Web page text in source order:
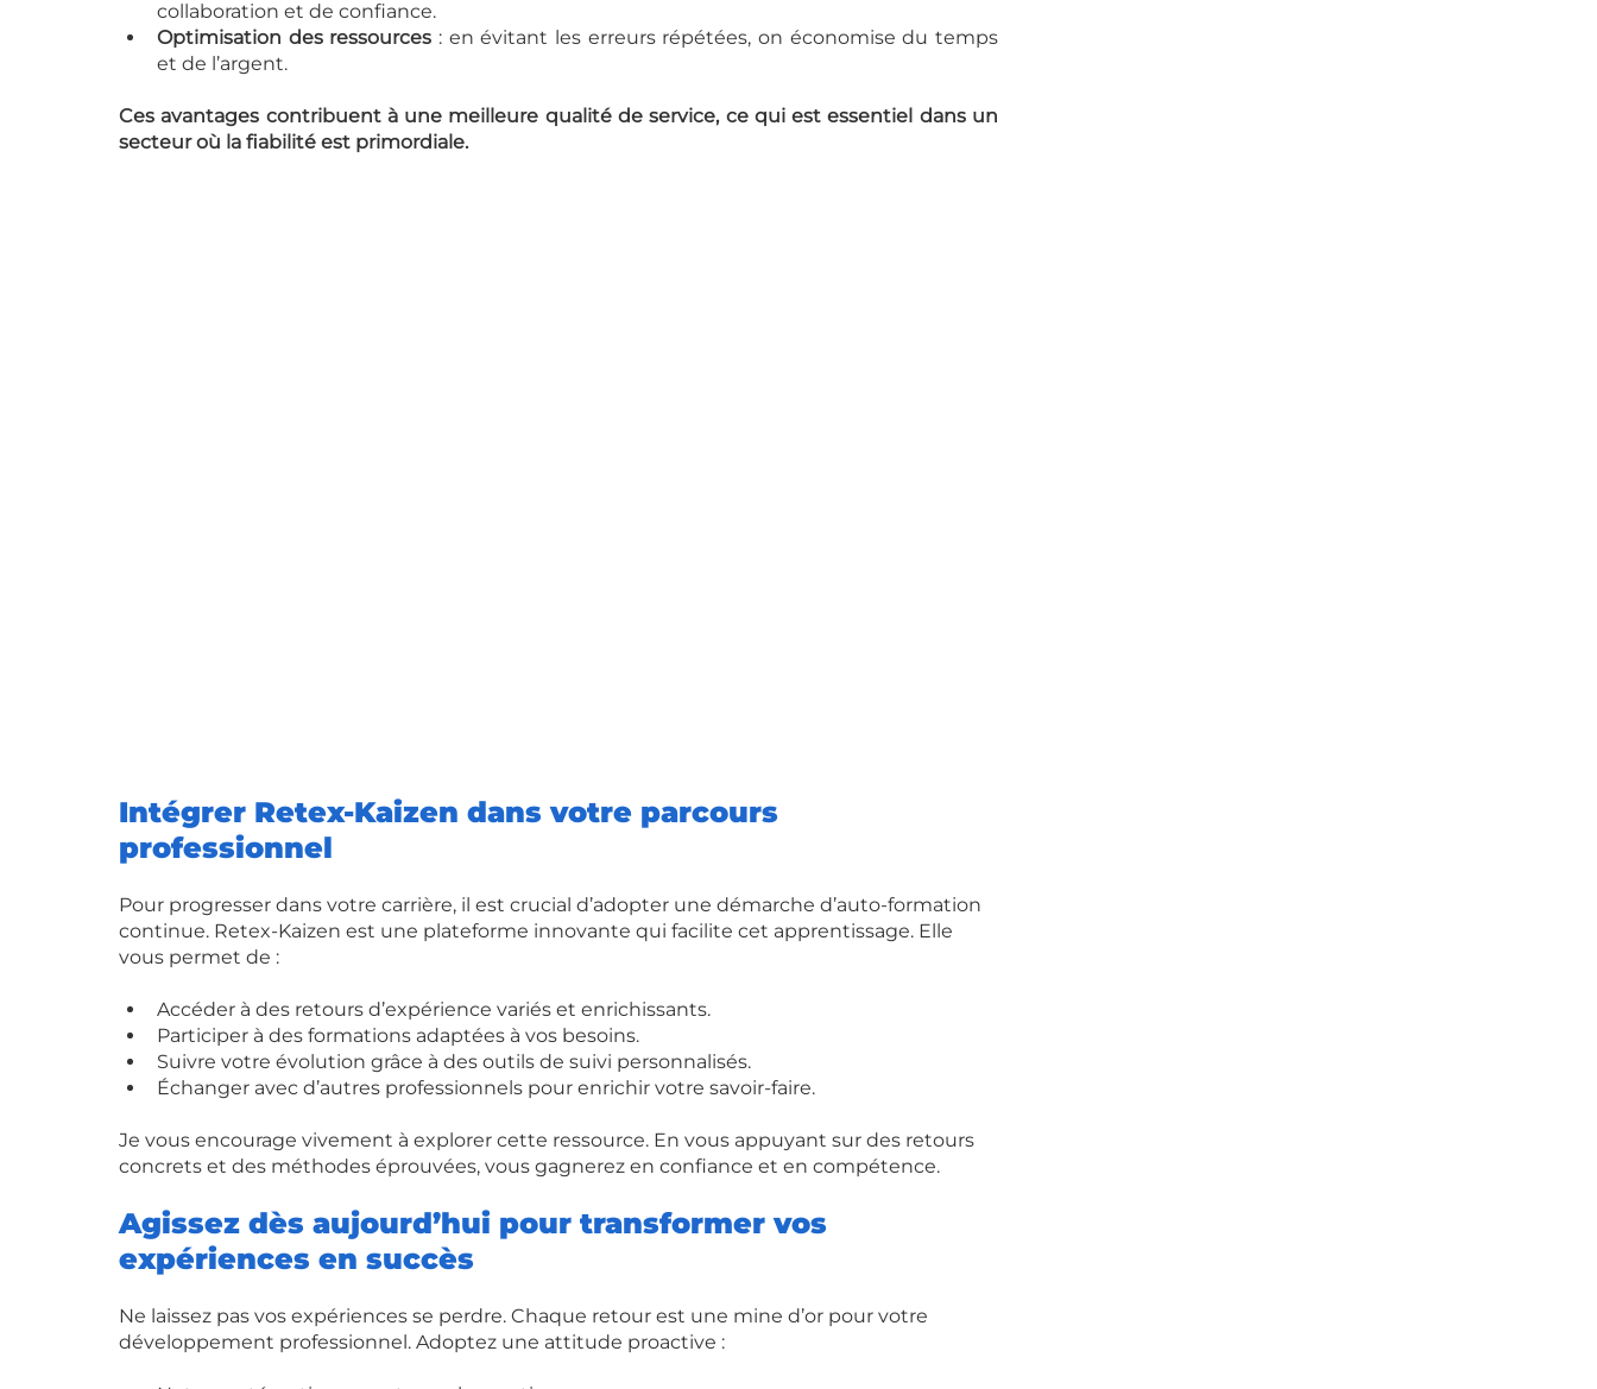
collaboration et de confiance.
Optimisation des ressources : en évitant les erreurs répétées, on économise du temps
et de l’argent.
Ces avantages contribuent à une meilleure qualité de service, ce qui est essentiel dans un
secteur où la fiabilité est primordiale.
Intégrer Retex-Kaizen dans votre parcours
professionnel
Pour progresser dans votre carrière, il est crucial d’adopter une démarche d’auto-formation
continue. Retex-Kaizen est une plateforme innovante qui facilite cet apprentissage. Elle
vous permet de :
Accéder à des retours d’expérience variés et enrichissants.
Participer à des formations adaptées à vos besoins.
Suivre votre évolution grâce à des outils de suivi personnalisés.
Échanger avec d’autres professionnels pour enrichir votre savoir-faire.
Je vous encourage vivement à explorer cette ressource. En vous appuyant sur des retours
concrets et des méthodes éprouvées, vous gagnerez en confiance et en compétence.
Agissez dès aujourd’hui pour transformer vos
expériences en succès
Ne laissez pas vos expériences se perdre. Chaque retour est une mine d’or pour votre
développement professionnel. Adoptez une attitude proactive :